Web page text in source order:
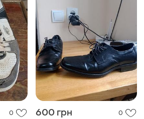
0 600 грн 0